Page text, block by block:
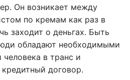
Он возникает между
по кремам как раз в
заходит о деньгах. Быть
обладают необходимыми
человека в транс и
кредитный договор.